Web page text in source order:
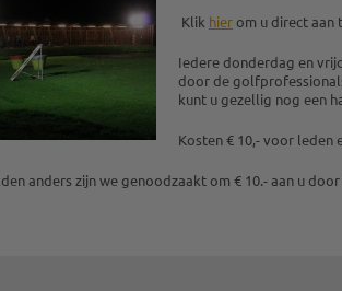
Klik hierom u direct aan
Iedere donderdag en
door de
kunt u gezellig nog een
Kosten € 10,- voor leden
anders zijn we genoodzaakt om € 10.- aan u